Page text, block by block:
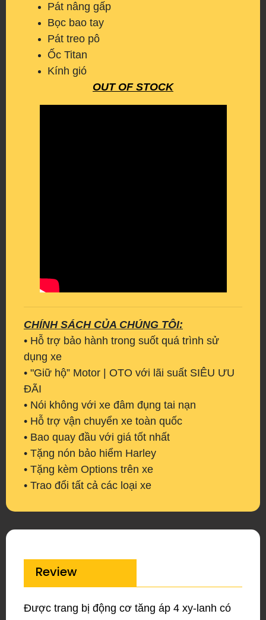
Pát nâng gấp
Bọc bao tay
Pát treo pô
Ốc Titan
Kính gió
OUT OF STOCK
CHÍNH SÁCH CỦA CHÚNG TÔI:
• Hỗ trợ bảo hành trong suốt quá trình sử
dụng xe
• "Giữ hộ” Motor | OTO với lãi suất SIÊU ƯU
ĐÃI
• Nói không với xe đâm đụng tai nạn
• Hỗ trợ vận chuyển xe toàn quốc
• Bao quay đầu với giá tốt nhất
• Tặng nón bảo hiểm Harley
• Tặng kèm Options trên xe
• Trao đổi tất cả các loại xe
Review
Được trang bị động cơ tăng áp 4 xy-lanh có